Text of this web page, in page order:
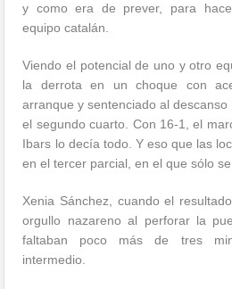
y como era de prever, para
equipo catalán.
Viendo el potencial de uno y otro
la derrota en un choque con
arranque y sentenciado al
el segundo cuarto. Con 16-1, el
Ibars lo decía todo. Y eso que las
en el tercer parcial, en el que sólo
Xenia Sánchez, cuando el
orgullo nazareno al perforar la
faltaban poco más de tres
intermedio.